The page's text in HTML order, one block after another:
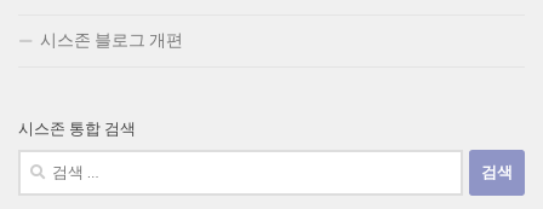
시스존 블로그 개편
시스존 통합 검색
검